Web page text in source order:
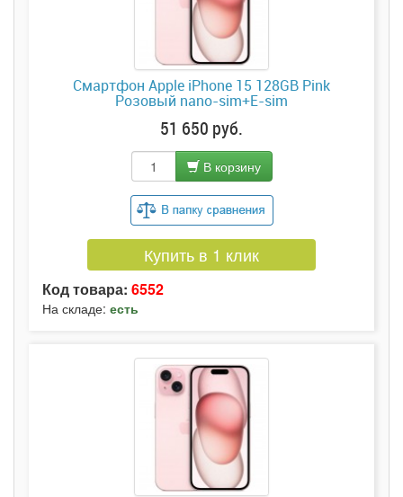
Смартфон Apple iPhone 15 128GB Pink
Розовый nano-sim+E-sim
51 650 руб.
В корзину
Купить в 1 клик
Код товара: 6552
На складе: есть